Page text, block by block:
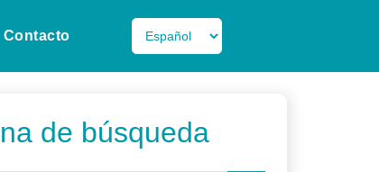
Contacto
de búsqueda